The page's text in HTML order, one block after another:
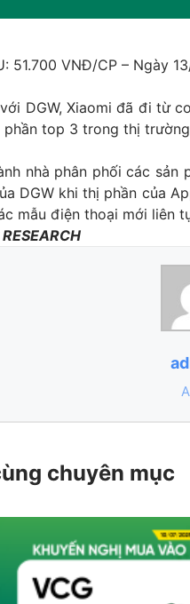
51.700 VNĐ/CP – Ngày
DGW, Xiaomi đã đi từ
phần top 3 trong thị
nhà phân phối các sản
DGW khi thị phần của
mẫu điện thoại mới liên
chuyên mục